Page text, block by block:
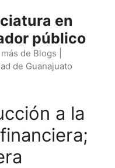
en
público
de Blogs |
de Guanajuato
a la